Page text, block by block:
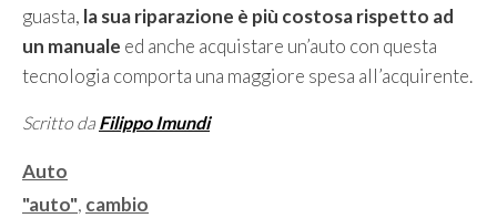
guasta, la sua riparazione è più costosa rispetto ad
un manuale ed anche acquistare un’auto con questa
tecnologia comporta una maggiore spesa all’acquirente.
Scritto da Filippo Imundi
Categorie
Auto
Tag
"auto", cambio